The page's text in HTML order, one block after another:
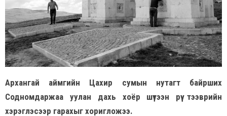
Архангай аймгийн Цахир сумын нутагт байрших
Содномдаржаа уулан дахь хоёр шүтээн рүү тээврийн
хэрэглэсээр гарахыг хоригложээ.